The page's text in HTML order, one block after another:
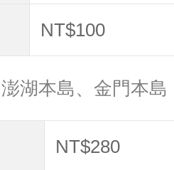
NT$100
澎湖本島、金門本島
NT$280